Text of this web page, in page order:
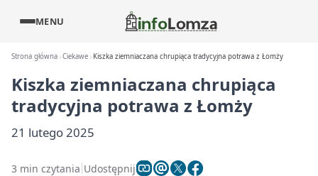
MENU
Strona główna Ciekawe Kiszka ziemniaczana chrupiąca tradycyjna potrawa z Łomży
Kiszka ziemniaczana chrupiąca
tradycyjna potrawa z Łomży
21 lutego 2025
3 min czytania Udostępnij